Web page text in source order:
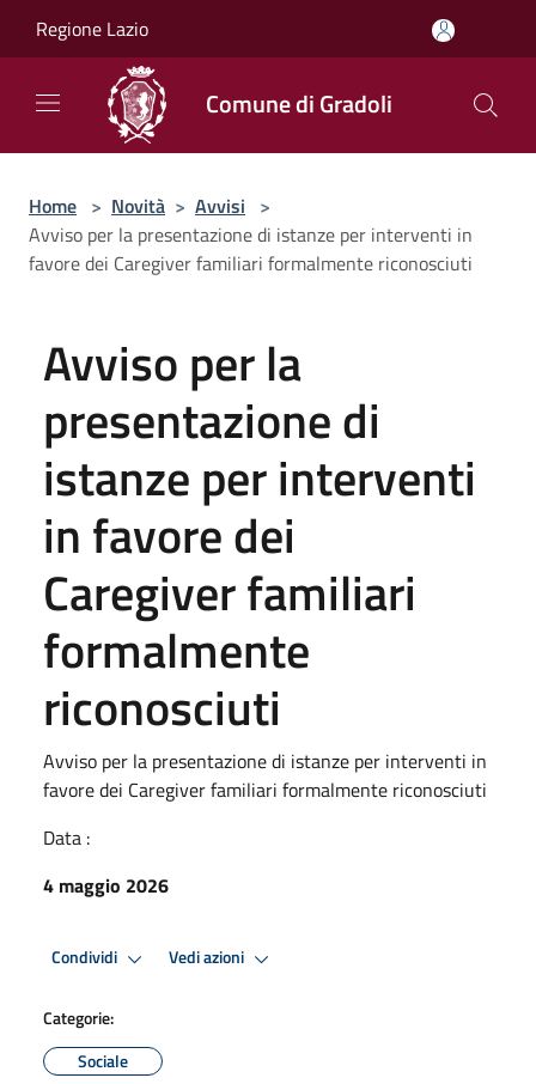
Regione Lazio
Comune di Gradoli
Home > Novità > Avvisi >
Avviso per la presentazione di istanze per interventi in
favore dei Caregiver familiari formalmente riconosciuti
Avviso per la
presentazione di
istanze per interventi
in favore dei
Caregiver familiari
formalmente
riconosciuti
Avviso per la presentazione di istanze per interventi in
favore dei Caregiver familiari formalmente riconosciuti
Data :
4 maggio 2026
Condividi Vedi azioni
Categorie:
Sociale